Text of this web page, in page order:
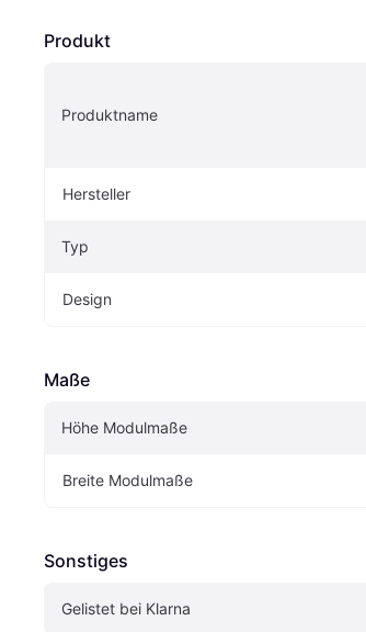
Produkt
Produktname
Hersteller
Typ
Design
Maße
Höhe Modulmaße
Breite Modulmaße
Sonstiges
Gelistet bei Klarna